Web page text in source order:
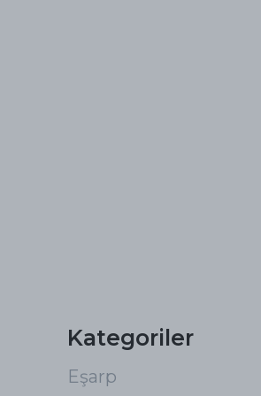
Kategoriler
Eşarp